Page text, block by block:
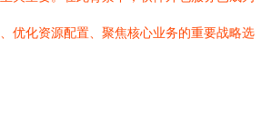
优化资源配置、聚焦核心业务的重要战略选